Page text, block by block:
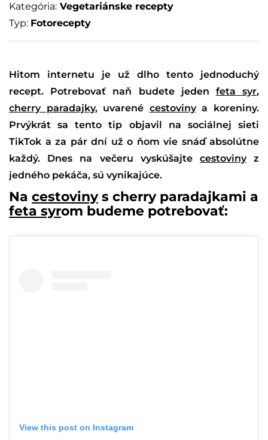
Kategória: Vegetariánske recepty
Typ: Fotorecepty
Hitom internetu je už dlho tento jednoduchý
recept. Potrebovať naň budete jeden feta syr,
cherry paradajky, uvarené cestovinya koreniny.
Prvýkrát sa tento tip objavil na sociálnej sieti
TikTok a za pár dní už o ňom vie snáď absolútne
každý. Dnes na večeru vyskúšajte cestovinyz
jedného pekáča, sú vynikajúce.
Na cestovinys cherry paradajkami a
feta syrom budeme potrebovať:
View this post on Instagram